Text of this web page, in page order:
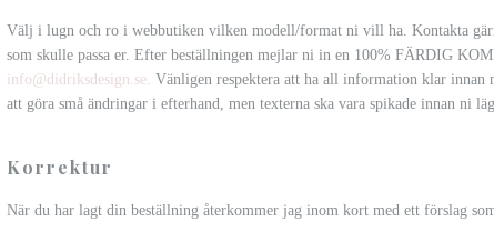
Välj i lugn och ro i webbutiken vilken modell/format ni vill ha. Kontakta
som skulle passa er. Efter beställningen mejlar ni in en 100% FÄRDIG
info@didriksdesign.se. Vänligen respektera att ha all information klar innan
att göra små ändringar i efterhand, men texterna ska vara spikade innan ni
Korrektur
När du har lagt din beställning återkommer jag inom kort med ett förslag